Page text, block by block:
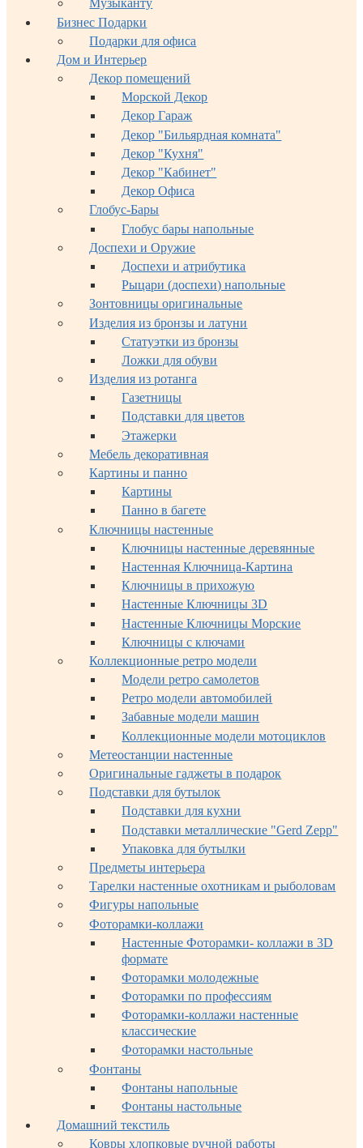
Музыканту
Бизнес Подарки
Подарки для офиса
Дом и Интерьер
Декор помещений
Морской Декор
Декор Гараж
Декор "Бильярдная комната"
Декор "Кухня"
Декор "Кабинет"
Декор Офиса
Глобус-Бары
Глобус бары напольные
Доспехи и Оружие
Доспехи и атрибутика
Рыцари (доспехи) напольные
Зонтовницы оригинальные
Изделия из бронзы и латуни
Статуэтки из бронзы
Ложки для обуви
Изделия из ротанга
Газетницы
Подставки для цветов
Этажерки
Мебель декоративная
Картины и панно
Картины
Панно в багете
Ключницы настенные
Ключницы настенные деревянные
Настенная Ключница-Картина
Ключницы в прихожую
Настенные Ключницы 3D
Настенные Ключницы Морские
Ключницы с ключами
Коллекционные ретро модели
Модели ретро самолетов
Ретро модели автомобилей
Забавные модели машин
Коллекционные модели мотоциклов
Метеостанции настенные
Оригинальные гаджеты в подарок
Подставки для бутылок
Подставки для кухни
Подставки металлические "Gerd Zepp"
Упаковка для бутылки
Предметы интерьера
Тарелки настенные охотникам и рыболовам
Фигуры напольные
Фоторамки-коллажи
Настенные Фоторамки- коллажи в 3D
формате
Фоторамки молодежные
Фоторамки по профессиям
Фоторамки-коллажи настенные
классические
Фоторамки настольные
Фонтаны
Фонтаны напольные
Фонтаны настольные
Домашний текстиль
Ковры хлопковые ручной работы